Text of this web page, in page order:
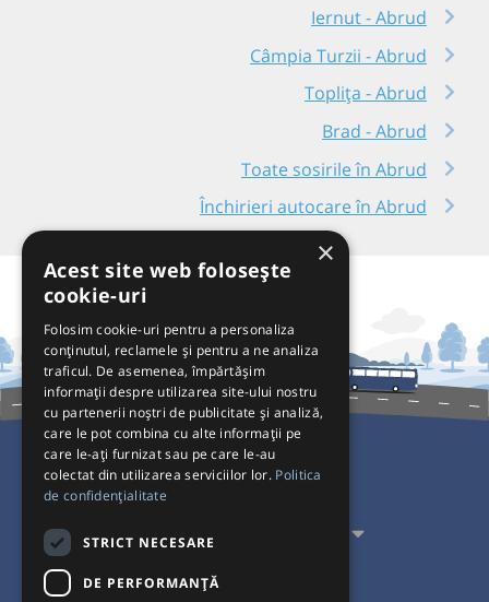
Iernut - Abrud
Câmpia Turzii - Abrud
Toplița - Abrud
Brad - Abrud
Toate sosirile în Abrud
Închirieri autocare în Abrud
Pentru Călători
Pentru Transportatori
Interacționăm
×
Acest site web folosește
cookie-uri
Folosim cookie-uri pentru a personaliza
conținutul, reclamele și pentru a ne analiza
traficul. De asemenea, împărtășim
informații despre utilizarea site-ului nostru
cu partenerii noștri de publicitate și analiză,
care le pot combina cu alte informații pe
care le-ați furnizat sau pe care le-au
colectat din utilizarea serviciilor lor. Politica
de confidențialitate
STRICT NECESARE
DE PERFORMANȚĂ